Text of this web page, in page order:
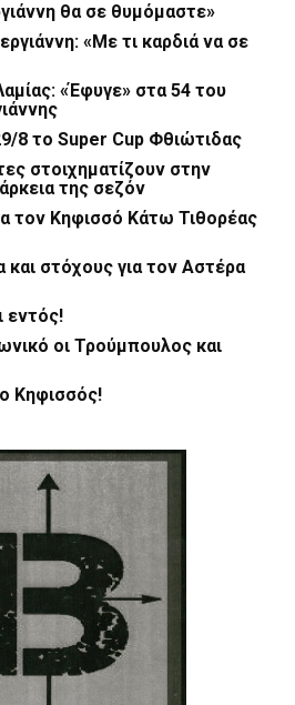
θα σε θυμόμαστε»
«Με τι καρδιά να σε
«Έφυγε» στα 54 του
8 το Super Cup Φθιώτιδας
στοιχηματίζουν στην
της σεζόν
τον Κηφισσό Κάτω Τιθορέας
στόχους για τον Αστέρα
εντός!
οι Τρούμπουλος και
Κηφισσός!